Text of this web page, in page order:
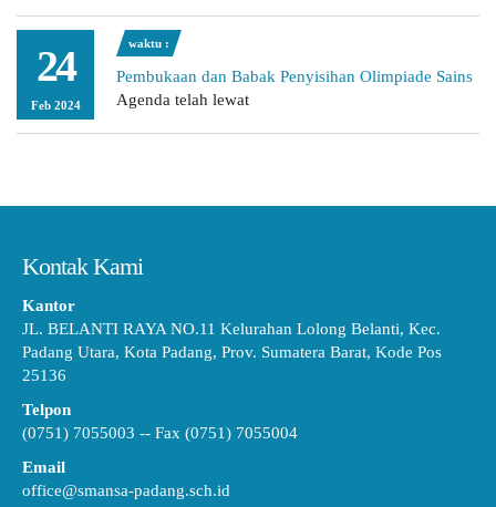
24
Feb 2024
waktu :
Pembukaan dan Babak Penyisihan Olimpiade Sains
Agenda telah lewat
Kontak Kami
Kantor
JL. BELANTI RAYA NO.11 Kelurahan Lolong Belanti, Kec.
Padang Utara, Kota Padang, Prov. Sumatera Barat, Kode Pos
25136
Telpon
(0751) 7055003 -- Fax (0751) 7055004
Email
office@smansa-padang.sch.id